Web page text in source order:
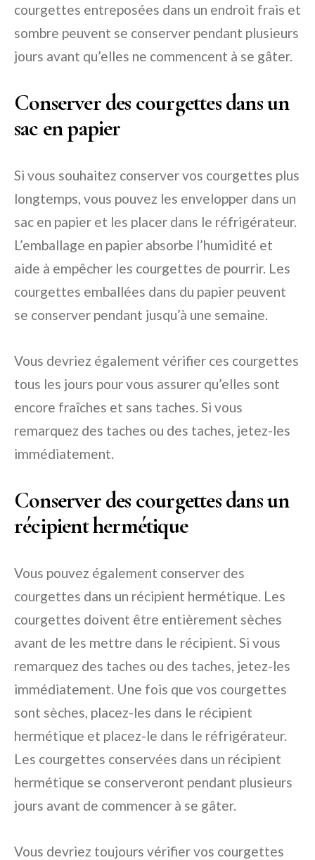
courgettes entreposées dans un endroit frais et
sombre peuvent se conserver pendant plusieurs
jours avant qu’elles ne commencent à se gâter.
Conserver des courgettes dans un
sac en papier
Si vous souhaitez conserver vos courgettes plus
longtemps, vous pouvez les envelopper dans un
sac en papier et les placer dans le réfrigérateur.
L’emballage en papier absorbe l’humidité et
aide à empêcher les courgettes de pourrir. Les
courgettes emballées dans du papier peuvent
se conserver pendant jusqu’à une semaine.
Vous devriez également vérifier ces courgettes
tous les jours pour vous assurer qu’elles sont
encore fraîches et sans taches. Si vous
remarquez des taches ou des taches, jetez-les
immédiatement.
Conserver des courgettes dans un
récipient hermétique
Vous pouvez également conserver des
courgettes dans un récipient hermétique. Les
courgettes doivent être entièrement sèches
avant de les mettre dans le récipient. Si vous
remarquez des taches ou des taches, jetez-les
immédiatement. Une fois que vos courgettes
sont sèches, placez-les dans le récipient
hermétique et placez-le dans le réfrigérateur.
Les courgettes conservées dans un récipient
hermétique se conserveront pendant plusieurs
jours avant de commencer à se gâter.
Vous devriez toujours vérifier vos courgettes